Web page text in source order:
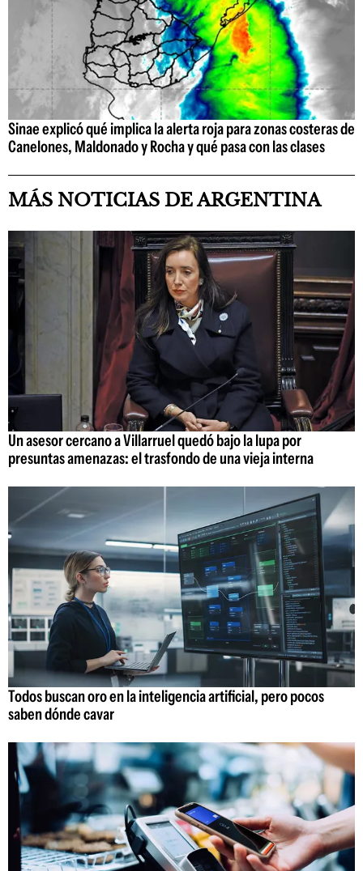
Sinae explicó qué implica la alerta roja para zonas costeras de
Canelones, Maldonado y Rocha y qué pasa con las clases
MÁS NOTICIAS DE ARGENTINA
Un asesor cercano a Villarruel quedó bajo la lupa por
presuntas amenazas: el trasfondo de una vieja interna
Todos buscan oro en la inteligencia artificial, pero pocos
saben dónde cavar